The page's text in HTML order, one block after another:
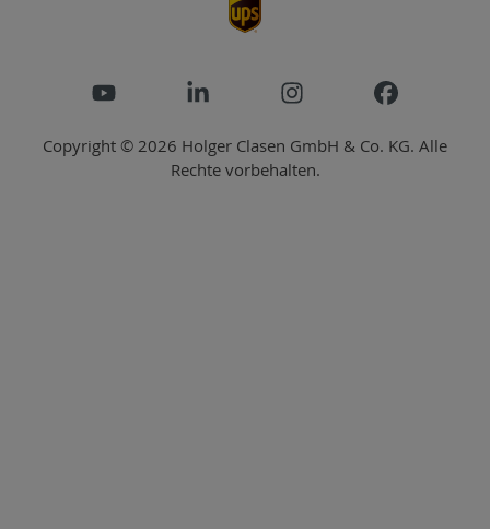
Copyright © 2026 Holger Clasen GmbH & Co. KG. Alle
Rechte vorbehalten.